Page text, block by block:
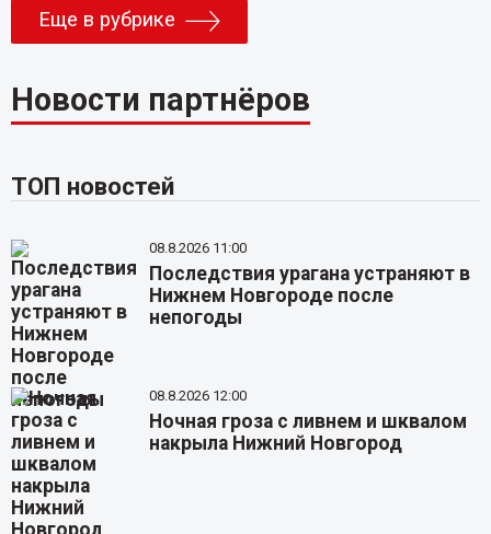
Еще в рубрике
Новости партнёров
ТОП новостей
08.8.2026 11:00
Последствия урагана устраняют в
Нижнем Новгороде после
непогоды
08.8.2026 12:00
Ночная гроза с ливнем и шквалом
накрыла Нижний Новгород